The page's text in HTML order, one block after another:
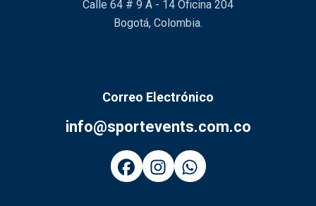
Calle 64 # 9 A - 14 Oficina 204
Bogotá, Colombia.
Correo Electrónico
info@sportevents.com.co